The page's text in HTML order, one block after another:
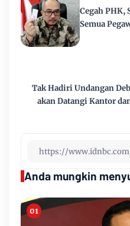
Tak Hadiri Undangan
akan Datangi Kantor
Cegah PHK,
Semua
Anda mungkin